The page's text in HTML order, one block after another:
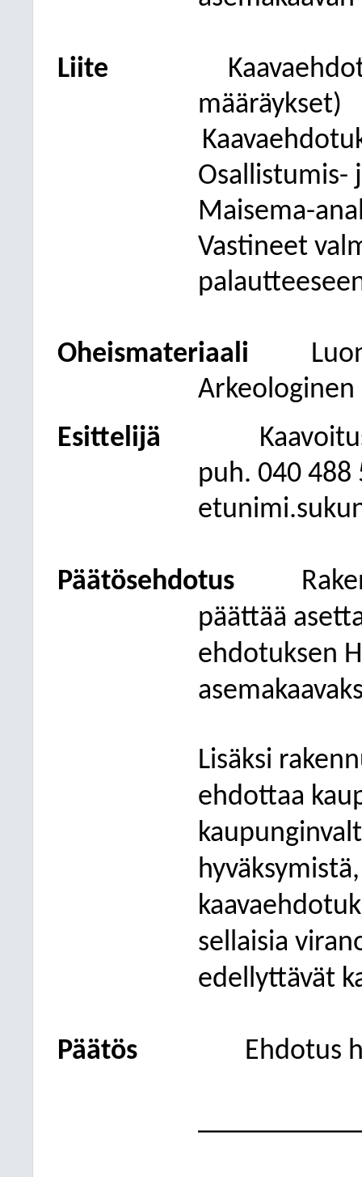
Liite
määräykset)
Osallistumis-
Maisema-
Vastineet
Oheismateriaali
Esittelijä
puh. 040 488
Päätösehdotus
päättää
ehdotuksen
Lisäksi
ehdottaa
sellaisia
edellyttävät
Päätös Ehdotus